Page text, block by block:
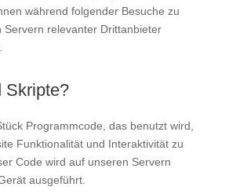
während folgender Besuche zu
Servern relevanter Drittanbieter
Skripte?
Programmcode, das benutzt wird,
Funktionalität und Interaktivität zu
Code wird auf unseren Servern
ausgeführt.